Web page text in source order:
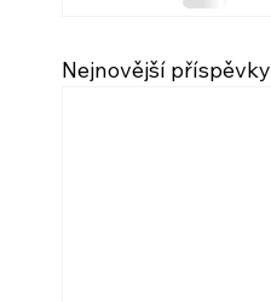
Nejnovější příspěvky